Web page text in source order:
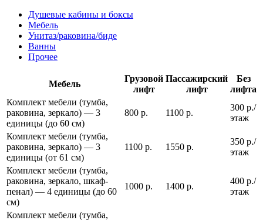
Душевые кабины и боксы
Мебель
Унитаз/раковина/биде
Ванны
Прочее
Мебель
Грузовой
лифт
Пассажирский
лифт
Без
лифта
Комплект мебели (тумба,
раковина, зеркало) — 3
единицы (до 60 см)
800 р. 1100 р.
300 р./
этаж
Комплект мебели (тумба,
раковина, зеркало) — 3
единицы (от 61 см)
1100 р. 1550 р.
350 р./
этаж
Комплект мебели (тумба,
раковина, зеркало, шкаф-
пенал) — 4 единицы (до 60
см)
1000 р. 1400 р.
400 р./
этаж
Комплект мебели (тумба,